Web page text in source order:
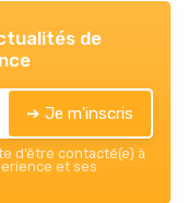
de
➔ Je m'inscris
d’être contacté(e) à
et ses